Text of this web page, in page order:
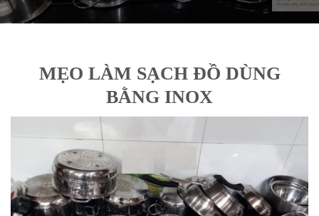
MẸO LÀM SẠCH ĐỒ DÙNG
BẰNG INOX